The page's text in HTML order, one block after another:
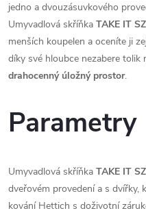
jedno a dvouzásuvkového
Umyvadlová skříňka TAKE IT
menších koupelen a oceníte ji
díky své hloubce nezabere tolik
drahocenný úložný prostor.
Parametry
Umyvadlová skříňka TAKE IT
dveřovém provedení a s dvířky,
kování Hettich s doživotní